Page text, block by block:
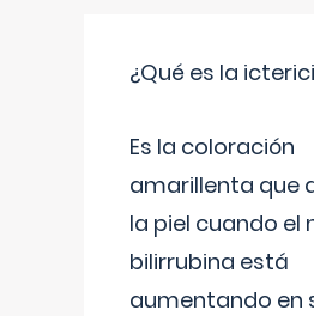
¿Qué es la
Es la coloración
amarillenta que
la piel cuando el
bilirrubina está
aumentando en